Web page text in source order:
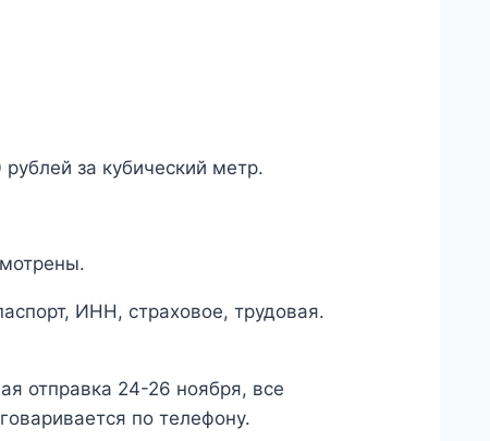
за кубический метр.
ИНН, страховое, трудовая.
отправка 24-26 ноября, все
по телефону.